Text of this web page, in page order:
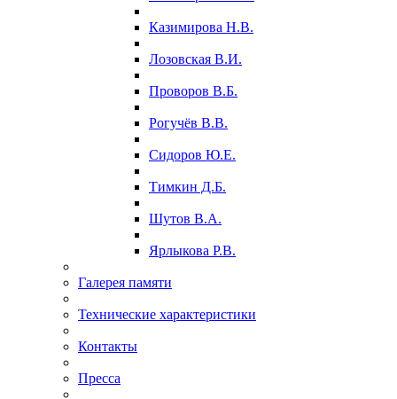
Казимирова Н.В.
Лозовская В.И.
Проворов В.Б.
Рогучёв В.В.
Сидоров Ю.Е.
Тимкин Д.Б.
Шутов В.А.
Ярлыкова Р.В.
Галерея памяти
Технические характеристики
Контакты
Пресса